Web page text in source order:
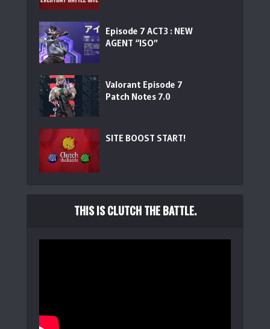
Womier WK75 75% ワイヤレスゲーミングメカニカルキーボ
5434
Episode 7 ACT3 : NEW
AGENT “ISO”
Valorant Episode 7
Patch Notes 7.0
SITE BOOST START!
THIS IS CLUTCH THE BATTLE.